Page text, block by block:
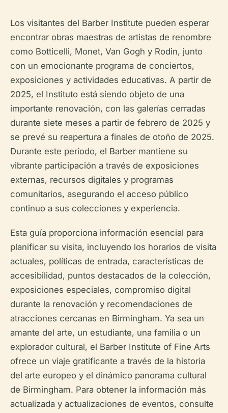
Los visitantes del Barber Institute pueden esperar
encontrar obras maestras de artistas de renombre
como Botticelli, Monet, Van Gogh y Rodin, junto
con un emocionante programa de conciertos,
exposiciones y actividades educativas. A partir de
2025, el Instituto está siendo objeto de una
importante renovación, con las galerías cerradas
durante siete meses a partir de febrero de 2025 y
se prevé su reapertura a finales de otoño de 2025.
Durante este período, el Barber mantiene su
vibrante participación a través de exposiciones
externas, recursos digitales y programas
comunitarios, asegurando el acceso público
continuo a sus colecciones y experiencia.
Esta guía proporciona información esencial para
planificar su visita, incluyendo los horarios de visita
actuales, políticas de entrada, características de
accesibilidad, puntos destacados de la colección,
exposiciones especiales, compromiso digital
durante la renovación y recomendaciones de
atracciones cercanas en Birmingham. Ya sea un
amante del arte, un estudiante, una familia o un
explorador cultural, el Barber Institute of Fine Arts
ofrece un viaje gratificante a través de la historia
del arte europeo y el dinámico panorama cultural
de Birmingham. Para obtener la información más
actualizada y actualizaciones de eventos, consulte